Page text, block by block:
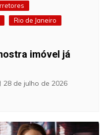
Rio de Janeiro
imóvel já
28 de julho de 2026